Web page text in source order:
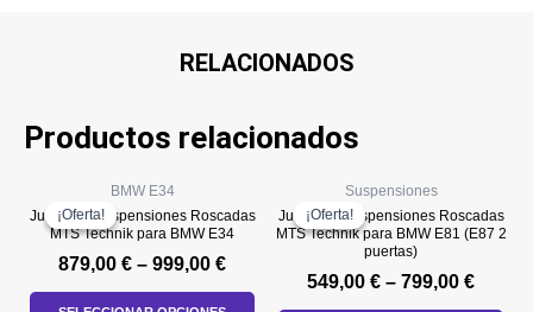
RELACIONADOS
Productos relacionados
¡Oferta!
¡Oferta!
BMW E34
Juego de Suspensiones Roscadas
MTS Technik para BMW E34
879,00 € – 999,00 €
¡Oferta!
¡Oferta!
Suspensiones
Juego de Suspensiones Roscadas
MTS Technik para BMW E81 (E87 2
puertas)
549,00 € – 799,00 €